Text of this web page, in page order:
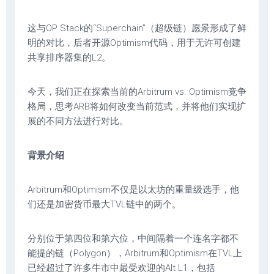
这与OP Stack的“Superchain”（超级链）愿景形成了鲜
明的对比，后者开源Optimism代码，用于无许可创建
共享排序器集的L2。
今天，我们正在探索当前的Arbitrum vs. Optimism竞争
格局，思考ARB将如何改变当前范式，并将他们实现扩
展的不同方法进行对比。
背景介绍
Arbitrum和Optimism不仅是以太坊的重量级选手，他
们还是加密货币最大TVL链中的两个。
分别位于第四位和第六位，中间隔着一个连名字都不
能提的链（Polygon），Arbitrum和Optimism在TVL上
已经超过了许多牛市中最受欢迎的Alt L1，包括